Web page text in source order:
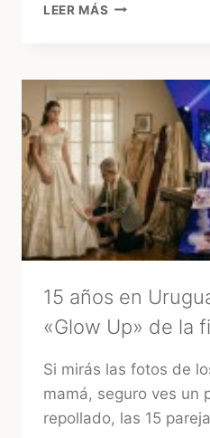
LEER MÁS CHACRAS
URUGUAY:
CÓMO
ELEGIR
LA
MEJOR
OPCIÓN
15 años en
«Glow Up» de la
Si mirás las fotos de
mamá, seguro ves un
repollado, las 15